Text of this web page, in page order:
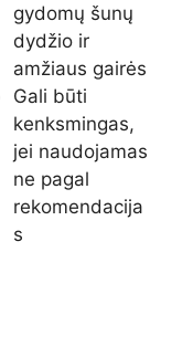
gydomų šunų
dydžio ir
amžiaus gairės
Gali būti
kenksmingas,
jei naudojamas
ne pagal
rekomendacija
s